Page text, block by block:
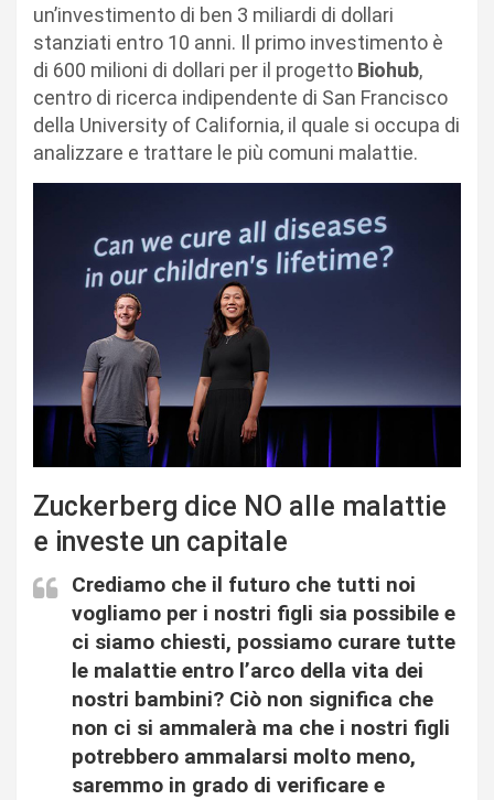
un’investimento di ben 3 miliardi di dollari
stanziati entro 10 anni. Il primo investimento è
di 600 milioni di dollari per il progetto Biohub,
centro di ricerca indipendente di San Francisco
della University of California, il quale si occupa di
analizzare e trattare le più comuni malattie.
Zuckerberg dice NO alle malattie
e investe un capitale
Crediamo che il futuro che tutti noi
vogliamo per i nostri figli sia possibile e
ci siamo chiesti, possiamo curare tutte
le malattie entro l’arco della vita dei
nostri bambini? Ciò non significa che
non ci si ammalerà ma che i nostri figli
potrebbero ammalarsi molto meno,
saremmo in grado di verificare e